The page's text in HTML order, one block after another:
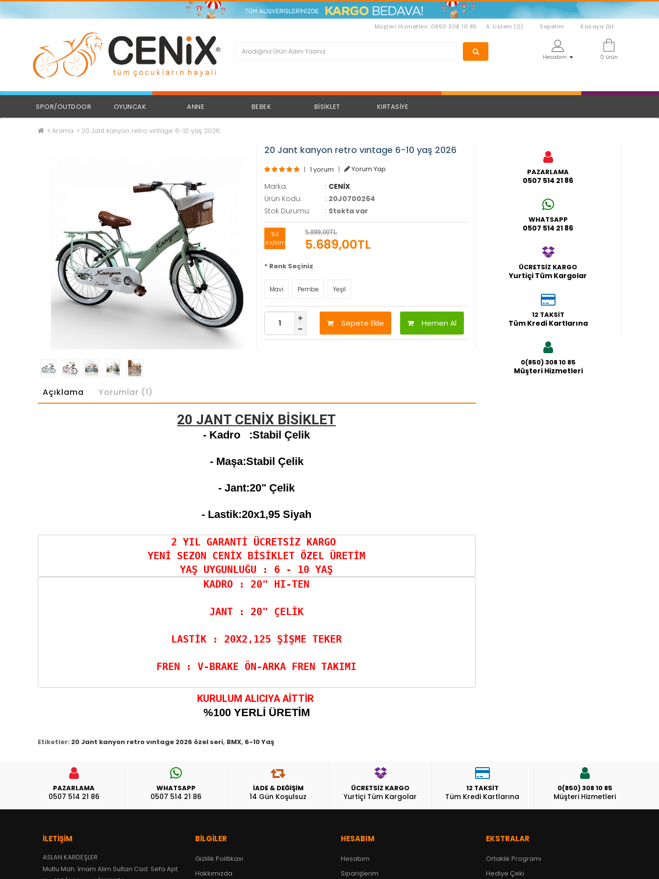
Müşteri Hizmetleri: 0850 308 10 85 A. Listem (0) Sepetim Kasaya Git
Hesabım 0 ürün
SPOR/OUTDOOR OYUNCAK ANNE BEBEK BİSİKLET KIRTASİYE
Arama 20 Jant kanyon retro vıntage 6-10 yaş 2026
20 Jant kanyon retro vıntage 6-10 yaş 2026
|1 yorum | Yorum Yap
Marka: : CENİX
Ürün Kodu:
: 20J0700264
Stok Durumu:
: Stokta var
%4
indirim
5.899,00TL
5.689,00TL
* Renk Seçiniz
Mavi Pembe Yeşil
Sepete Ekle Hemen Al
Açıklama Yorumlar (1)
20 JANT CENİX BİSİKLET
- Kadro :Stabil Çelik
- Maşa:Stabil Çelik
- Jant:20" Çelik
- Lastik:20x1,95 Siyah
2 YIL GARANTİ ÜCRETSİZ KARGO
YENİ SEZON CENİX BİSİKLET ÖZEL ÜRETİM
YAŞ UYGUNLUĞU : 6 - 10 YAŞ
KADRO : 20" HI-TEN
JANT : 20" ÇELİK
LASTİK : 20X2,125 ŞİŞME TEKER
KURULUM ALICIYA AİTTİR
%100 YERLİ ÜRETİM
PAZARLAMA
0507 514 21 86
WHATSAPP
0507 514 21 86
ÜCRETSİZ KARGO
Yurtiçi Tüm Kargolar
12 TAKSİT
Tüm Kredi Kartlarına
0(850) 308 10 85
Müşteri Hizmetleri
Etiketler: 20 Jant kanyon retro vıntage 2026 özel seri, BMX, 6-10 Yaş
PAZARLAMA
0507 514 21 86
WHATSAPP
0507 514 21 86
İADE & DEĞİŞİM
14 Gün Koşulsuz
ÜCRETSİZ KARGO
Yurtiçi Tüm Kargolar
12 TAKSİT
Tüm Kredi Kartlarına
0(850) 308 10 85
Müşteri Hizmetleri
İLETIŞIM
ASLAN KARDEŞLER
Mutlu Mah. İmam Alim Sultan Cad. Sefa Apt.
BILGILER
Gizlilik Politikası
Hakkımızda
HESABIM
Hesabım
Siparişlerim
EKSTRALAR
Ortaklık Programı
Hediye Çeki